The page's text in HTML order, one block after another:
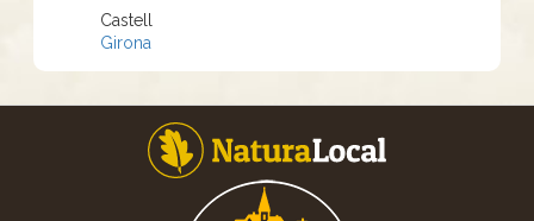
Castell
Girona